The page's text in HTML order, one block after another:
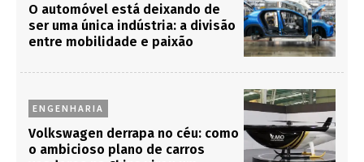
O automóvel está deixando de
ser uma única indústria: a divisão
entre mobilidade e paixão
ENGENHARIA
Volkswagen derrapa no céu: como
o ambicioso plano de carros